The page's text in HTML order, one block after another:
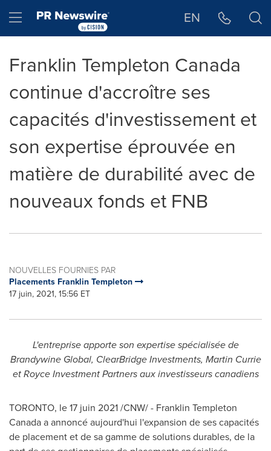
Hamburger menu EN
Franklin Templeton Canada
continue d'accroître ses
capacités d'investissement et
son expertise éprouvée en
matière de durabilité avec de
nouveaux fonds et FNB
NOUVELLES FOURNIES PAR
Placements Franklin Templeton
17 juin, 2021, 15:56 ET
L'entreprise apporte son expertise spécialisée de
Brandywine Global, ClearBridge Investments, Martin Currie
et Royce Investment Partners aux investisseurs canadiens
TORONTO, le 17 juin 2021 /CNW/ - Franklin Templeton
Canada a annoncé aujourd'hui l'expansion de ses capacités
de placement et de sa gamme de solutions durables, de la